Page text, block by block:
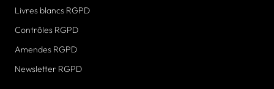
Livres blancs RGPD
Contrôles RGPD
Amendes RGPD
Newsletter RGPD